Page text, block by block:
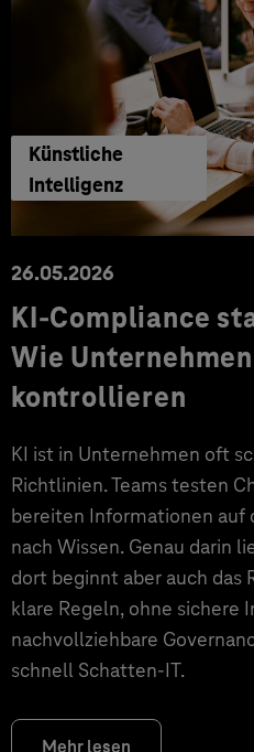
Künstliche
Intelligenz
26.05.2026
KI-Compliance
Wie
kontrollieren
KI ist in Unternehmen oft
Richtlinien. Teams testen
bereiten Informationen auf
nach Wissen. Genau darin
dort beginnt aber auch das
klare Regeln, ohne sichere
nachvollziehbare
schnell Schatten-IT.
Mehr lesen